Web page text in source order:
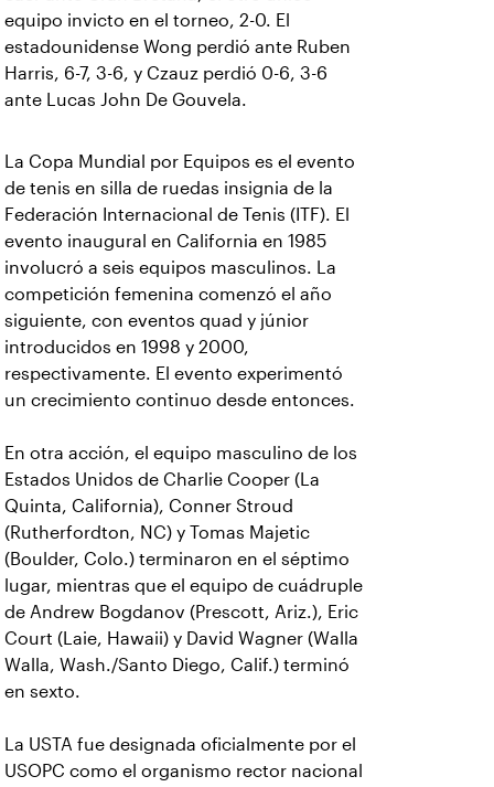
equipo invicto en el torneo, 2-0. El
estadounidense Wong perdió ante Ruben
Harris, 6-7, 3-6, y Czauz perdió 0-6, 3-6
ante Lucas John De Gouvela.
La Copa Mundial por Equipos es el evento
de tenis en silla de ruedas insignia de la
Federación Internacional de Tenis (ITF). El
evento inaugural en California en 1985
involucró a seis equipos masculinos. La
competición femenina comenzó el año
siguiente, con eventos quad y júnior
introducidos en 1998 y 2000,
respectivamente. El evento experimentó
un crecimiento continuo desde entonces.
En otra acción, el equipo masculino de los
Estados Unidos de Charlie Cooper (La
Quinta, California), Conner Stroud
(Rutherfordton, NC) y Tomas Majetic
(Boulder, Colo.) terminaron en el séptimo
lugar, mientras que el equipo de cuádruple
de Andrew Bogdanov (Prescott, Ariz.), Eric
Court (Laie, Hawaii) y David Wagner (Walla
Walla, Wash./Santo Diego, Calif.) terminó
en sexto.
La USTA fue designada oficialmente por el
USOPC como el organismo rector nacional